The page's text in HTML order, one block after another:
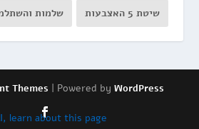
שיטת 5 האצבעות שלמות
Themes | Powered by WordPress
learn about this page